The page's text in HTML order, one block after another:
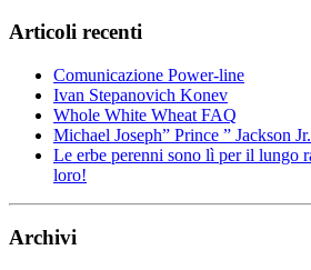
Articoli recenti
Comunicazione Power-line
Ivan Stepanovich Konev
Whole White Wheat FAQ
Michael Joseph” Prince ” Jackson
Le erbe perenni sono lì per il lungo
loro!
Archivi